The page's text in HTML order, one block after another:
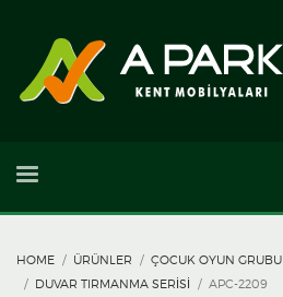
HOME ÜRÜNLER ÇOCUK OYUN GRUBU
DUVAR TIRMANMA SERISI
APC-2209